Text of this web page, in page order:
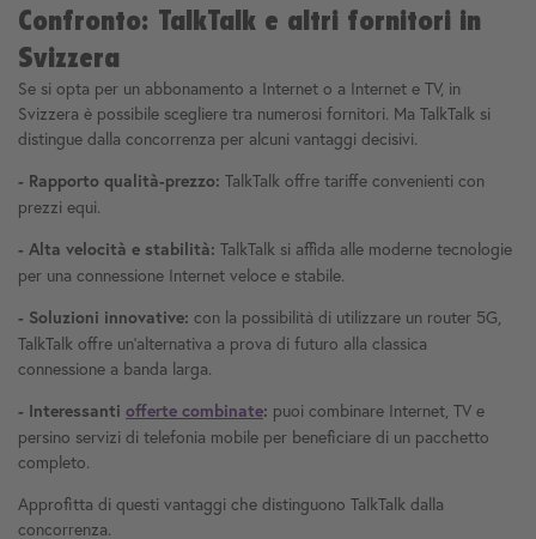
Confronto: TalkTalk e altri fornitori in
Svizzera
Se si opta per un abbonamento a Internet o a Internet e TV, in
Svizzera è possibile scegliere tra numerosi fornitori. Ma TalkTalk si
distingue dalla concorrenza per alcuni vantaggi decisivi.
- Rapporto qualità-prezzo: TalkTalk offre tariffe convenienti con
prezzi equi.
- Alta velocità e stabilità: TalkTalk si affida alle moderne tecnologie
per una connessione Internet veloce e stabile.
- Soluzioni innovative: con la possibilità di utilizzare un router 5G,
TalkTalk offre un'alternativa a prova di futuro alla classica
connessione a banda larga.
- Interessanti offerte combinate: puoi combinare Internet, TV e
persino servizi di telefonia mobile per beneficiare di un pacchetto
completo.
Approfitta di questi vantaggi che distinguono TalkTalk dalla
concorrenza.